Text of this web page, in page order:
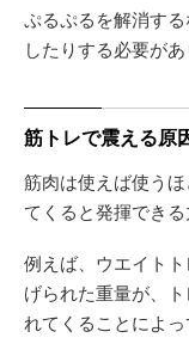
ぷるぷるを解消す
したりする必要があ
筋トレで震える原
筋肉は使えば使う
てくると発揮できる
例えば、ウエイト
げられた重量が、
れてくることによ